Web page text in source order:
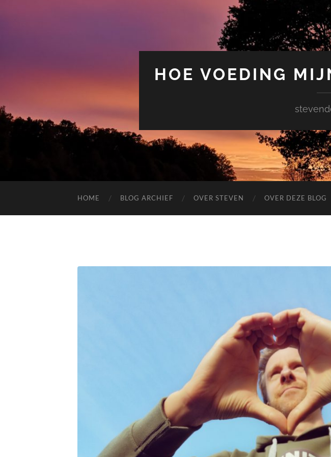
HOE VOEDING
HOME BLOG ARCHIEF OVER STEVEN OVER DEZE BLOG